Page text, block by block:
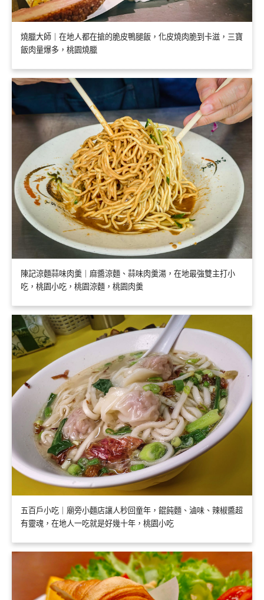
燒臘大師｜在地人都在搶的脆皮鴨腿飯，化皮燒肉脆到卡滋，三寶
飯肉量爆多，桃園燒臘
陳記涼麵蒜味肉羹｜麻醬涼麵、蒜味肉羹湯，在地最強雙主打小
吃，桃園小吃，桃園涼麵，桃園肉羹
五百戶小吃｜廟旁小麵店讓人秒回童年，餛飩麵、滷味、辣椒醬超
有靈魂，在地人一吃就是好幾十年，桃園小吃